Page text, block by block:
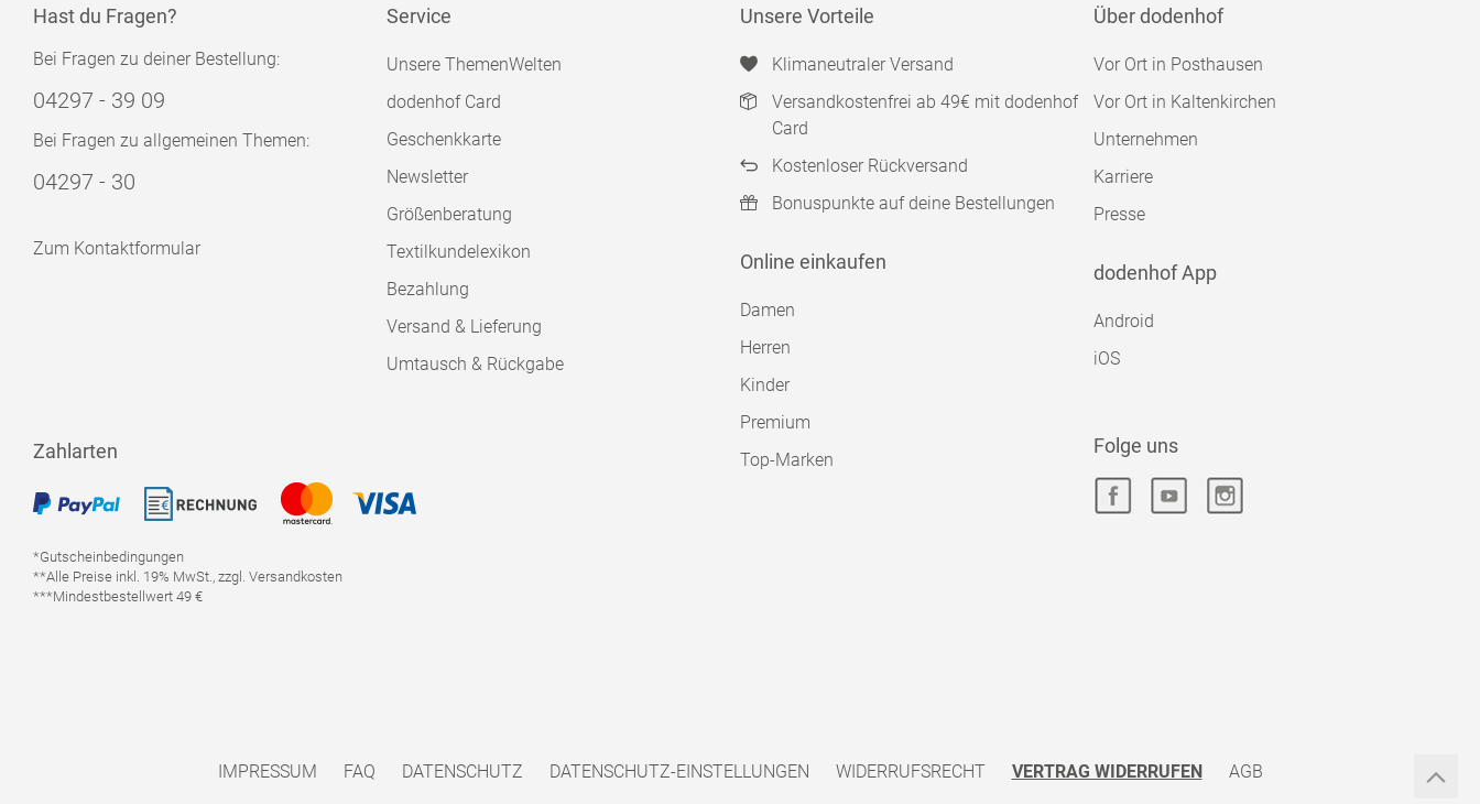
Hast du Fragen?
Bei Fragen zu deiner Bestellung:
04297 - 39 09
Bei Fragen zu allgemeinen Themen:
04297 - 30
Zum Kontaktformular
Service
Unsere ThemenWelten
dodenhof Card
Geschenkkarte
Newsletter
Größenberatung
Textilkundelexikon
Bezahlung
Versand & Lieferung
Umtausch & Rückgabe
Unsere Vorteile
Klimaneutraler Versand
Versandkostenfrei ab 49€ mit dodenhof
Card
Kostenloser Rückversand
Bonuspunkte auf deine Bestellungen
Online einkaufen
Damen
Herren
Kinder
Premium
Top-Marken
Über dodenhof
Vor Ort in Posthausen
Vor Ort in Kaltenkirchen
Unternehmen
Karriere
Presse
dodenhof App
Android
iOS
Zahlarten
*Gutscheinbedingungen
**Alle Preise inkl. 19% MwSt., zzgl. Versandkosten
***Mindestbestellwert 49 €
Folge uns
IMPRESSUM FAQ DATENSCHUTZ DATENSCHUTZ-EINSTELLUNGEN WIDERRUFSRECHT VERTRAG WIDERRUFEN AGB